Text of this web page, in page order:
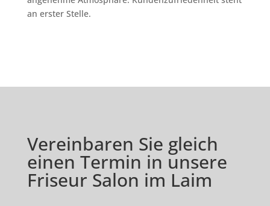
an erster Stelle.
Vereinbaren Sie gleich
einen Termin in unsere
Friseur Salon im Laim